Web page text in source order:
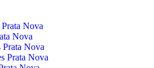
Nova
Nova
Nova
Prata Nova